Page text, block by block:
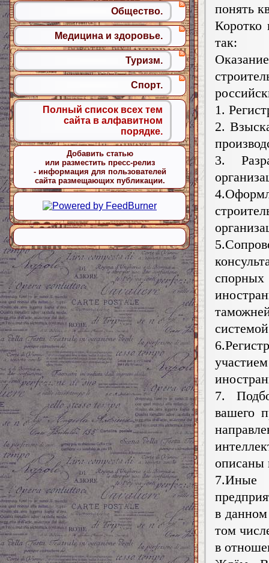
понять
Коротко
так:
1.
2.
3.
участием
7.
вашего
описаны
7.Иные
в
том
в
Общество.
Медицина и здоровье.
Туризм.
Спорт.
Полный список всех тем
сайта в алфавитном
порядке.
Добавить статью
или разместить пресс-релиз
- информация для пользователей
сайта размещающих публикации.